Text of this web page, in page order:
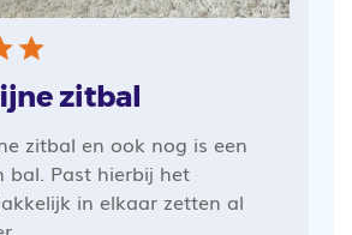
zitbal
zitbal en ook nog is een
bal. Past hierbij het
in elkaar zetten al